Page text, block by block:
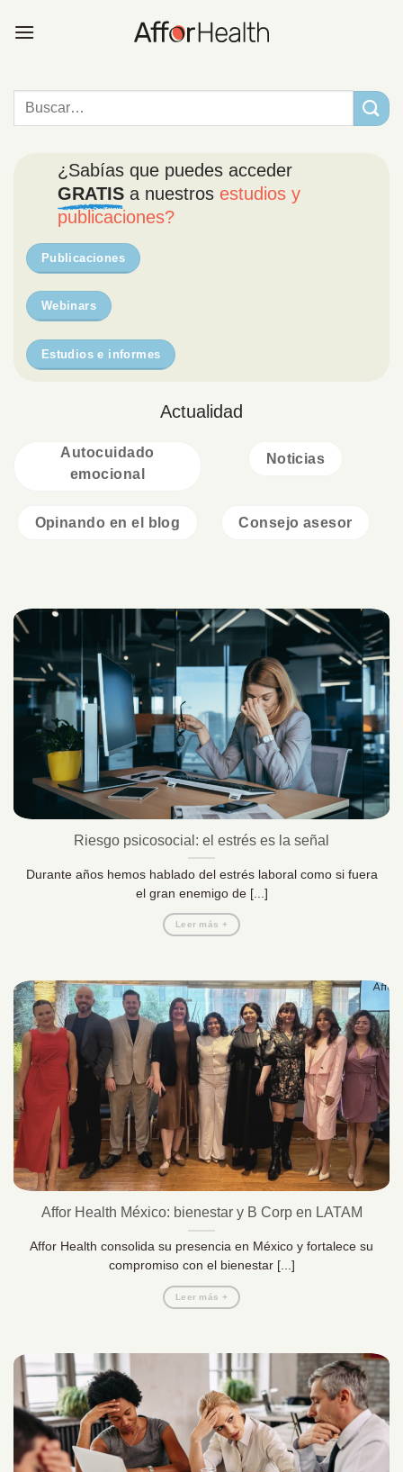
¿Sabías que puedes acceder
GRATISa nuestros estudios y
publicaciones?
Publicaciones
Webinars
Estudios e informes
Actualidad
Autocuidado
emocional
Noticias
Opinando en el blog Consejo asesor
Riesgo psicosocial: el estrés es la señal
Durante años hemos hablado del estrés laboral como si fuera
el gran enemigo de [...]
Leer más +
Affor Health México: bienestar y B Corp en LATAM
Affor Health consolida su presencia en México y fortalece su
compromiso con el bienestar [...]
Leer más +